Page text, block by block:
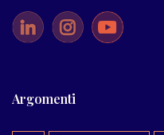
Argomenti